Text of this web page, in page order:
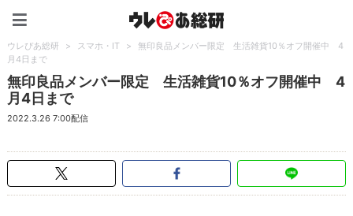
ウレぴあ総研 > スマホ・IT >
無印良品メンバー限定 生活雑貨10％オフ開催中 4
月4日まで
無印良品メンバー限定 生活雑貨10％オフ開催中 4
月4日まで
2022.3.26 7:00配信